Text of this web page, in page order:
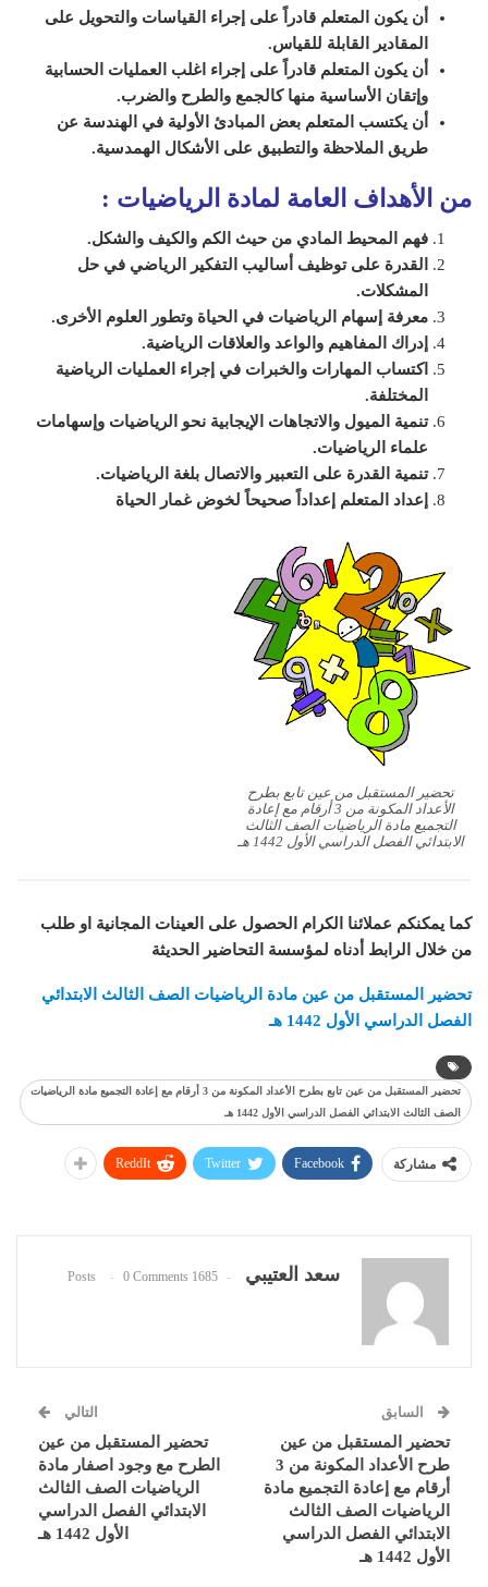
أن يكون المتعلم قادراً على إجراء القياسات والتحويل على
المقادير القابلة للقياس.
أن يكون المتعلم قادراً على إجراء اغلب العمليات الحسابية
وإتقان الأساسية منها كالجمع والطرح والضرب.
أن يكتسب المتعلم بعض المبادئ الأولية في الهندسة عن
طريق الملاحظة والتطبيق على الأشكال الهمدسية.
من الأهداف العامة لمادة الرياضيات :
فهم المحيط المادي من حيث الكم والكيف والشكل.
القدرة على توظيف أساليب التفكير الرياضي في حل
المشكلات.
معرفة إسهام الرياضيات في الحياة وتطور العلوم الأخرى.
إدراك المفاهيم والواعد والعلاقات الرياضية.
اكتساب المهارات والخبرات في إجراء العمليات الرياضية
المختلفة.
تنمية الميول والاتجاهات الإيجابية نحو الرياضيات وإسهامات
علماء الرياضيات.
تنمية القدرة على التعبير والاتصال بلغة الرياضيات.
إعداد المتعلم إعداداً صحيحاً لخوض غمار الحياة
تحضير المستقبل من عين تابع بطرح
الأعداد المكونة من 3 أرقام مع إعادة
التجميع مادة الرياضيات الصف الثالث
الابتدائي الفصل الدراسي الأول 1442 هـ
كما يمكنكم عملائنا الكرام الحصول على العينات المجانية او طلب
من خلال الرابط أدناه لمؤسسة التحاضير الحديثة
تحضير المستقبل من عين مادة الرياضيات الصف الثالث الابتدائي
الفصل الدراسي الأول 1442 هـ
تحضير المستقبل من عين تابع بطرح الأعداد المكونة من 3 أرقام مع إعادة التجميع مادة الرياضيات
الصف الثالث الابتدائي الفصل الدراسي الأول 1442 هـ
مشاركة Facebook
Twitter
ReddIt
سعد العتيبي 1685 Posts
0 Comments
السابق
تحضير المستقبل من عين
طرح الأعداد المكونة من 3
أرقام مع إعادة التجميع مادة
الرياضيات الصف الثالث
الابتدائي الفصل الدراسي
الأول 1442 هـ
التالي
تحضير المستقبل من عين
الطرح مع وجود اصفار مادة
الرياضيات الصف الثالث
الابتدائي الفصل الدراسي
الأول 1442 هـ